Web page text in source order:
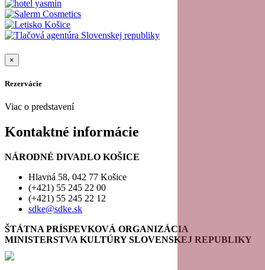
×
Rezervácie
Viac o predstavení
Kontaktné informácie
NÁRODNÉ DIVADLO KOŠICE
Hlavná 58, 042 77 Košice
(+421) 55 245 22 00
(+421) 55 245 22 12
sdke@sdke.sk
ŠTÁTNA PRÍSPEVKOVÁ ORGANIZÁCIA
MINISTERSTVA KULTÚRY SLOVENSKEJ REPUBLIKY